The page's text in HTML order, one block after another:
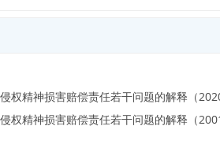
权精神损害赔偿责任若干问题的解释（
权精神损害赔偿责任若干问题的解释（2001